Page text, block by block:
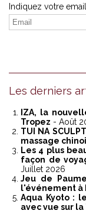
Indiquez votre
Les derniers
IZA, la
Tropez - Août
TUI NA
massage
Les 4 plus
façon de
Juillet 2026
Jeu de
l'événement à
Aqua Kyoto :
avec vue sur la